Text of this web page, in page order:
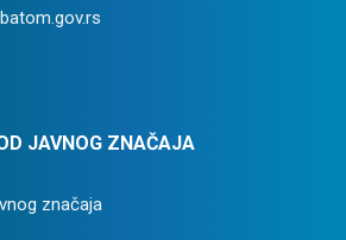
JAVNOG ZNAČAJA
značaja